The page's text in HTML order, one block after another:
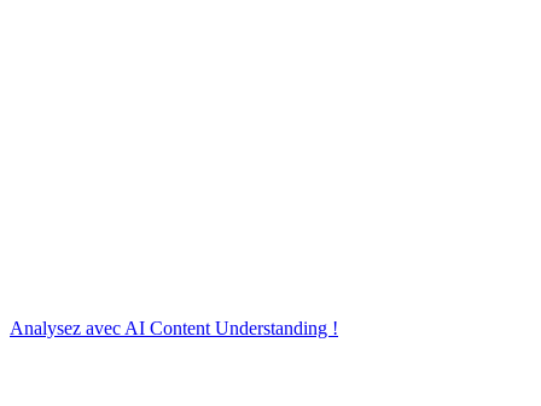
Analysez avec AI Content Understanding !